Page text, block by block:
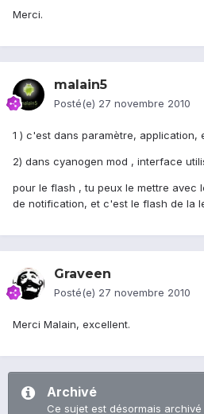
Merci.
malain5
Posté(e) 27 novembre 2010
1 ) c'est dans paramètre, application,
2) dans cyanogen mod , interface
pour le flash , tu peux le mettre avec
de notification, et c'est le flash de la
Graveen
Posté(e) 27 novembre 2010
Merci Malain, excellent.
Archivé
Ce sujet est désormais